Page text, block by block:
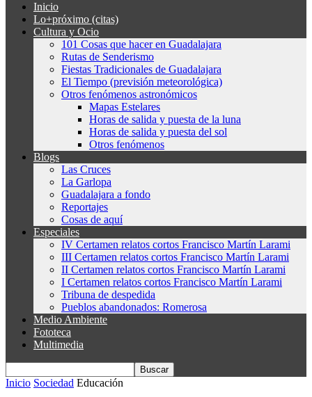
Inicio
Lo+próximo (citas)
Cultura y Ocio
101 Cosas que hacer en Guadalajara
Rutas de Senderismo
Fiestas Tradicionales de Guadalajara
El Tiempo (previsión meteorológica)
Otros fenómenos astronómicos
Mapas Estelares
Horas de salida y puesta de la luna
Horas de salida y puesta del sol
Otros fenómenos
Blogs
Las Cruces
La Garlopa
Guadalajara a fondo
Reportajes
Cosas de aquí
Especiales
IV Certamen relatos cortos Francisco Martín Larami
III Certamen relatos cortos Francisco Martín Larami
II Certamen relatos cortos Francisco Martín Larami
I Certamen relatos cortos Francisco Martín Larami
Tribuna de despedida
Pueblos abandonados: Romerosa
Medio Ambiente
Fototeca
Multimedia
Inicio Sociedad Educación